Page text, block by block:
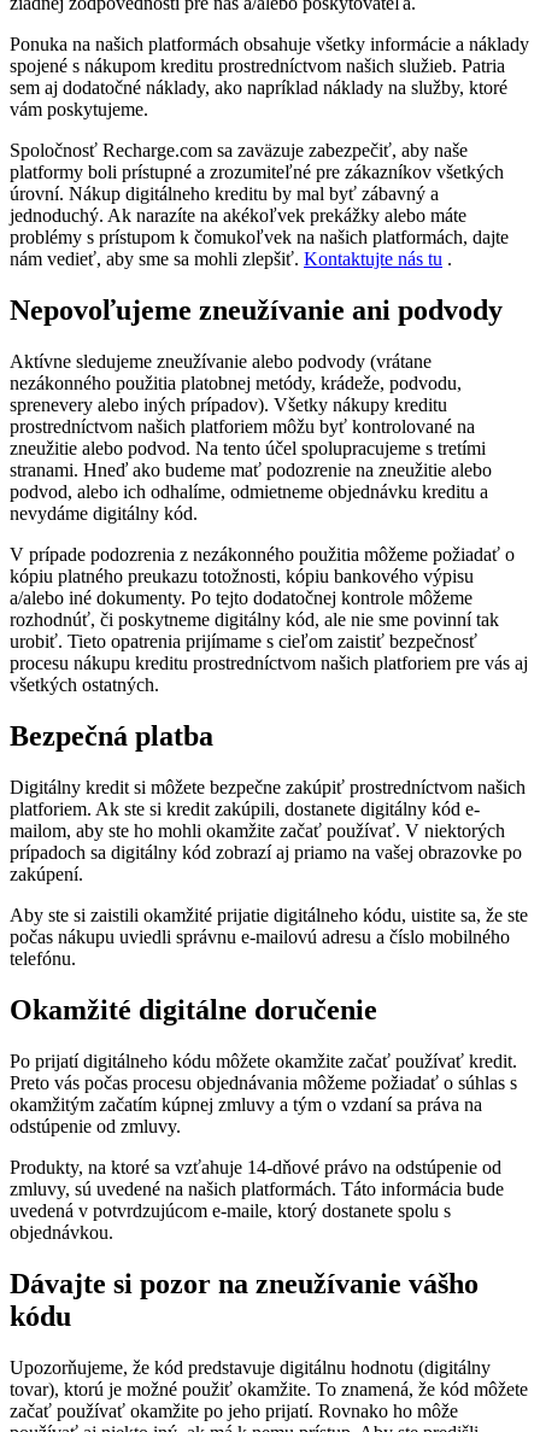
Ponuka na našich platformách obsahuje všetky informácie a náklady
spojené s nákupom kreditu prostredníctvom našich služieb. Patria
sem aj dodatočné náklady, ako napríklad náklady na služby, ktoré
vám poskytujeme.
Spoločnosť Recharge.com sa zaväzuje zabezpečiť, aby naše
platformy boli prístupné a zrozumiteľné pre zákazníkov všetkých
úrovní. Nákup digitálneho kreditu by mal byť zábavný a
jednoduchý. Ak narazíte na akékoľvek prekážky alebo máte
problémy s prístupom k čomukoľvek na našich platformách, dajte
nám vedieť, aby sme sa mohli zlepšiť. Kontaktujte nás tu .
Nepovoľujeme zneužívanie ani podvody
Aktívne sledujeme zneužívanie alebo podvody (vrátane
nezákonného použitia platobnej metódy, krádeže, podvodu,
sprenevery alebo iných prípadov). Všetky nákupy kreditu
prostredníctvom našich platforiem môžu byť kontrolované na
zneužitie alebo podvod. Na tento účel spolupracujeme s tretími
stranami. Hneď ako budeme mať podozrenie na zneužitie alebo
podvod, alebo ich odhalíme, odmietneme objednávku kreditu a
nevydáme digitálny kód.
V prípade podozrenia z nezákonného použitia môžeme požiadať o
kópiu platného preukazu totožnosti, kópiu bankového výpisu
a/alebo iné dokumenty. Po tejto dodatočnej kontrole môžeme
rozhodnúť, či poskytneme digitálny kód, ale nie sme povinní tak
urobiť. Tieto opatrenia prijímame s cieľom zaistiť bezpečnosť
procesu nákupu kreditu prostredníctvom našich platforiem pre vás aj
všetkých ostatných.
Bezpečná platba
Digitálny kredit si môžete bezpečne zakúpiť prostredníctvom našich
platforiem. Ak ste si kredit zakúpili, dostanete digitálny kód e-
mailom, aby ste ho mohli okamžite začať používať. V niektorých
prípadoch sa digitálny kód zobrazí aj priamo na vašej obrazovke po
zakúpení.
Aby ste si zaistili okamžité prijatie digitálneho kódu, uistite sa, že ste
počas nákupu uviedli správnu e-mailovú adresu a číslo mobilného
telefónu.
Okamžité digitálne doručenie
Po prijatí digitálneho kódu môžete okamžite začať používať kredit.
Preto vás počas procesu objednávania môžeme požiadať o súhlas s
okamžitým začatím kúpnej zmluvy a tým o vzdaní sa práva na
odstúpenie od zmluvy.
Produkty, na ktoré sa vzťahuje 14-dňové právo na odstúpenie od
zmluvy, sú uvedené na našich platformách. Táto informácia bude
uvedená v potvrdzujúcom e-maile, ktorý dostanete spolu s
objednávkou.
Dávajte si pozor na zneužívanie vášho
kódu
Upozorňujeme, že kód predstavuje digitálnu hodnotu (digitálny
tovar), ktorú je možné použiť okamžite. To znamená, že kód môžete
začať používať okamžite po jeho prijatí. Rovnako ho môže